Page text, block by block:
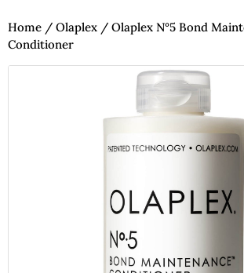
Home / Olaplex / Olaplex N°5 Bond
Conditioner